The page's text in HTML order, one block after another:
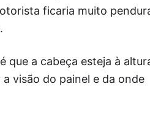
ficaria muito
que a cabeça esteja à
visão do painel e da onde